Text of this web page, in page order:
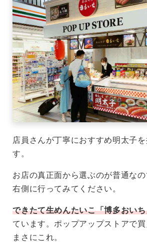
店員さんが丁寧におすすめ明太子を
す。
お店の真正面から選ぶのが普通な
右側に行ってみてください。
できたて生めんたいこ「博多おい
ています。ポップアップストアで
まさにこれ。